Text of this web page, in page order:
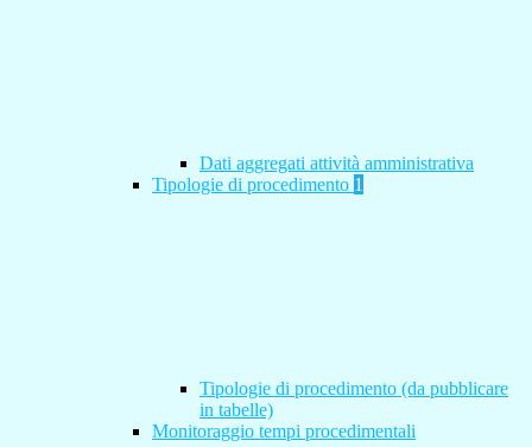
Dati aggregati attività amministrativa
Tipologie di procedimento 1
Tipologie di procedimento (da pubblicare
in tabelle)
Monitoraggio tempi procedimentali